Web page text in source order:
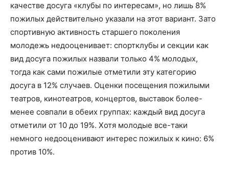
качестве досуга «клубы по интересам», но лишь 8%
пожилых действительно указали на этот вариант. Зато
спортивную активность старшего поколения
молодежь недооценивает: спортклубы и секции как
вид досуга пожилых назвали только 4% молодых,
тогда как сами пожилые отметили эту категорию
досуга в 12% случаев. Оценки посещения пожилыми
театров, кинотеатров, концертов, выставок более-
менее совпали в обеих группах: каждый вид досуга
отметили от 10 до 19%. Хотя молодые все-таки
немного недооценивают интерес пожилых к кино: 6%
против 10%.